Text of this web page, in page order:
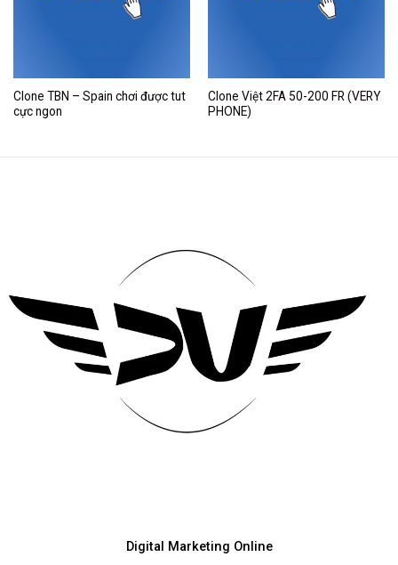
Clone TBN – Spain chơi được tut
cực ngon
Clone Việt 2FA 50-200 FR (VERY
PHONE)
Digital Marketing Online